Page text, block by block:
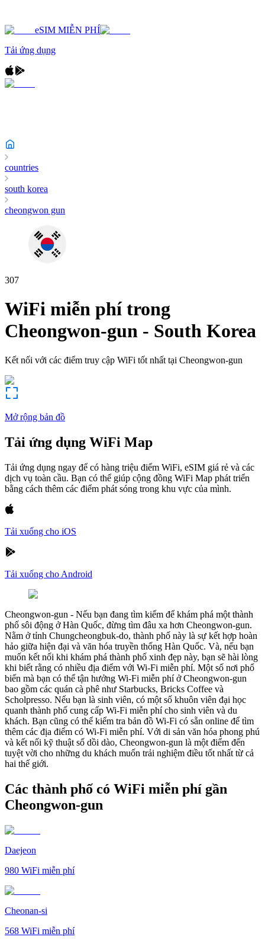
eSIM MIỄN PHÍ
Tải ứng dụng
countries
south korea
cheongwon gun
307
WiFi miễn phí trong
Cheongwon-gun - South Korea
Kết nối với các điểm truy cập WiFi tốt nhất tại Cheongwon-gun
Mở rộng bản đồ
Tải ứng dụng WiFi Map
Tải ứng dụng ngay để có hàng triệu điểm WiFi, eSIM giá rẻ và các
dịch vụ toàn cầu. Bạn có thể giúp cộng đồng WiFi Map phát triển
bằng cách thêm các điểm phát sóng trong khu vực của mình.
Tải xuống cho iOS
Tải xuống cho Android
Cheongwon-gun - Nếu bạn đang tìm kiếm để khám phá một thành
phố sôi động ở Hàn Quốc, đừng tìm đâu xa hơn Cheongwon-gun.
Nằm ở tỉnh Chungcheongbuk-do, thành phố này là sự kết hợp hoàn
hảo giữa hiện đại và văn hóa truyền thống Hàn Quốc. Và, nếu bạn
muốn kết nối khi khám phá thành phố xinh đẹp này, bạn sẽ hài lòng
khi biết rằng có nhiều địa điểm với Wi-Fi miễn phí. Một số nơi phổ
biến mà bạn có thể tận hưởng Wi-Fi miễn phí ở Cheongwon-gun
bao gồm các quán cà phê như Starbucks, Bricks Coffee và
Scholpresso. Nếu bạn là sinh viên, có một số khuôn viên đại học
quanh thành phố cung cấp Wi-Fi miễn phí cho sinh viên và du
khách. Bạn cũng có thể kiểm tra bản đồ Wi-Fi có sẵn online để tìm
thêm các địa điểm có Wi-Fi miễn phí. Với di sản văn hóa phong phú
và kết nối kỹ thuật số dồi dào, Cheongwon-gun là một điểm đến
tuyệt vời cho những du khách muốn trải nghiệm điều tốt nhất từ cả
hai thế giới.
Các thành phố có WiFi miễn phí gần
Cheongwon-gun
Daejeon
980 WiFi miễn phí
Cheonan-si
568 WiFi miễn phí